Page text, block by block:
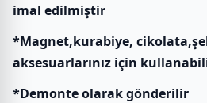
imal edilmiştir
*Magnet,kurabiye,
aksesuarlarınız için
*Demonte olarak gönderilir